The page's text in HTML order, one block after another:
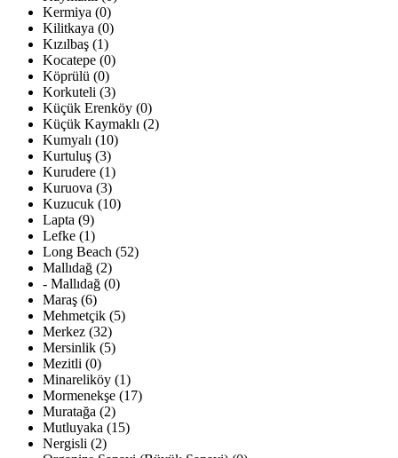
Kermiya (0)
Kilitkaya (0)
Kızılbaş (1)
Kocatepe (0)
Köprülü (0)
Korkuteli (3)
Küçük Erenköy (0)
Küçük Kaymaklı (2)
Kumyalı (10)
Kurtuluş (3)
Kurudere (1)
Kuruova (3)
Kuzucuk (10)
Lapta (9)
Lefke (1)
Long Beach (52)
Mallıdağ (2)
- Mallıdağ (0)
Maraş (6)
Mehmetçik (5)
Merkez (32)
Mersinlik (5)
Mezitli (0)
Minareliköy (1)
Mormenekşe (17)
Muratağa (2)
Mutluyaka (15)
Nergisli (2)